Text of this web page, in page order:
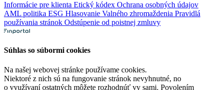
Informácie pre klienta Etický kódex Ochrana osobných údajov
AML politika ESG Hlasovanie Valného zhromaždenia Pravidlá
používania stránok Odstúpenie od poistnej zmluvy
Súhlas so súbormi cookies
Na našej webovej stránke používame cookies.
Niektoré z nich sú na fungovanie stránok nevyhnutné, no
o využívaní ostatných môžete rozhodnúť vy sami. Povolením